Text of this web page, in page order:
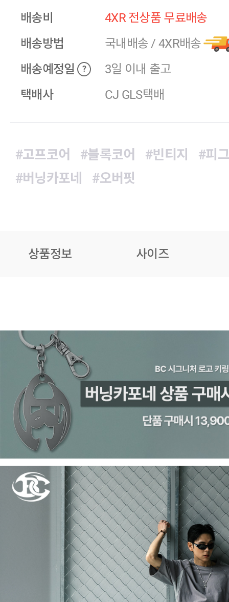
배송비
4XR 전상품 무료배송
배송방법
국내배송 / 4XR배송
배송예정일
?
3일 이내 출고
택배사
CJ GLS택배
#고프코어 #블록코어 #빈티지
#피
#버닝카포네
#오버핏
상품정보 사이즈